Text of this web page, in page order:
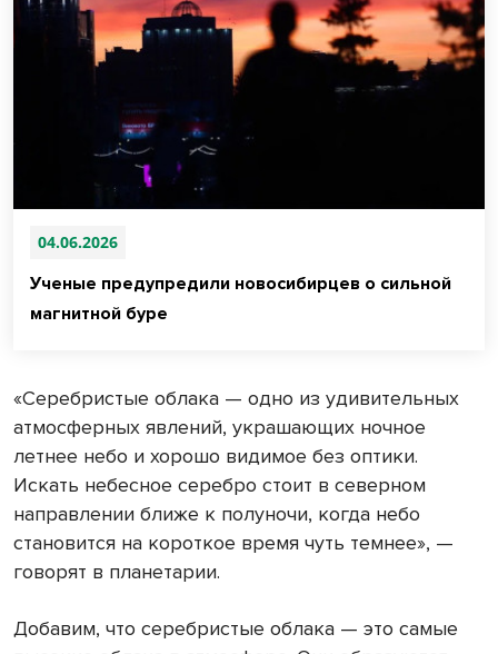
04.06.2026
Ученые предупредили новосибирцев о сильной
магнитной буре
«Серебристые облака — одно из удивительных
атмосферных явлений, украшающих ночное
летнее небо и хорошо видимое без оптики.
Искать небесное серебро стоит в северном
направлении ближе к полуночи, когда небо
становится на короткое время чуть темнее», —
говорят в планетарии.
Добавим, что серебристые облака — это самые